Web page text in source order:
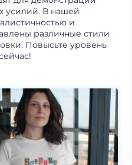
усилий. В нашей
и
различные стили
Повысьте уровень